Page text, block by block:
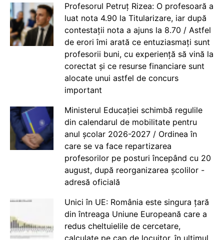
Profesorul Petruț Rizea: O profesoară a
luat nota 4.90 la Titularizare, iar după
contestații nota a ajuns la 8.70 / Astfel
de erori îmi arată ce entuziasmați sunt
profesorii buni, cu experiență să vină la
corectat și ce resurse financiare sunt
alocate unui astfel de concurs
important
Ministerul Educației schimbă regulile
din calendarul de mobilitate pentru
anul școlar 2026-2027 / Ordinea în
care se va face repartizarea
profesorilor pe posturi începând cu 20
august, după reorganizarea școlilor -
adresă oficială
Unici în UE: România este singura țară
din întreaga Uniune Europeană care a
redus cheltuielile de cercetare,